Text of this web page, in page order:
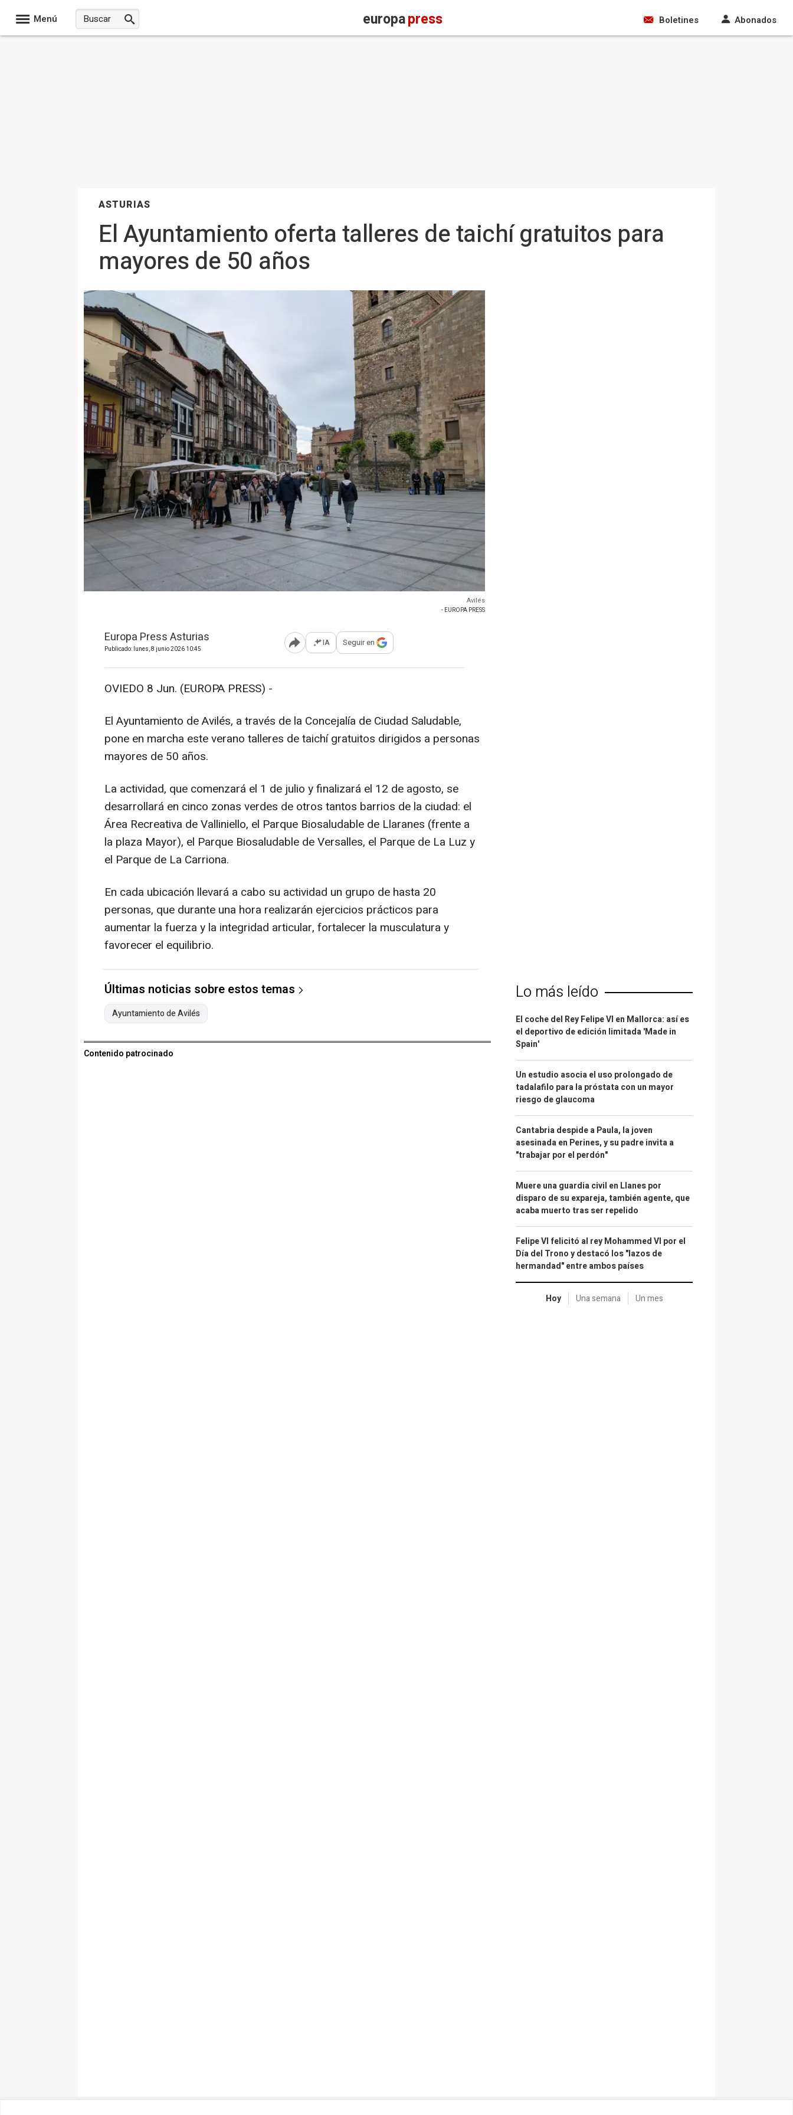
Menú europapress Boletines Abonados
ASTURIAS
El Ayuntamiento oferta talleres de taichí gratuitos para
mayores de 50 años
Avilés
- EUROPA PRESS
Europa Press Asturias
Publicado: lunes, 8 junio 2026 10:45 Abrir opciones para compartir
IA Seguir en
OVIEDO 8 Jun. (EUROPA PRESS) -
El Ayuntamiento de Avilés, a través de la Concejalía de Ciudad Saludable,
pone en marcha este verano talleres de taichí gratuitos dirigidos a personas
mayores de 50 años.
La actividad, que comenzará el 1 de julio y finalizará el 12 de agosto, se
desarrollará en cinco zonas verdes de otros tantos barrios de la ciudad: el
Área Recreativa de Valliniello, el Parque Biosaludable de Llaranes (frente a
la plaza Mayor), el Parque Biosaludable de Versalles, el Parque de La Luz y
el Parque de La Carriona.
En cada ubicación llevará a cabo su actividad un grupo de hasta 20
personas, que durante una hora realizarán ejercicios prácticos para
aumentar la fuerza y la integridad articular, fortalecer la musculatura y
favorecer el equilibrio.
Últimas noticias sobre estos temas
Ayuntamiento de Avilés
Contenido patrocinado
Lo más leído
El coche del Rey Felipe VI en Mallorca: así es
el deportivo de edición limitada 'Made in
Spain'
Un estudio asocia el uso prolongado de
tadalafilo para la próstata con un mayor
riesgo de glaucoma
Cantabria despide a Paula, la joven
asesinada en Perines, y su padre invita a
"trabajar por el perdón"
Muere una guardia civil en Llanes por
disparo de su expareja, también agente, que
acaba muerto tras ser repelido
Felipe VI felicitó al rey Mohammed VI por el
Día del Trono y destacó los "lazos de
hermandad" entre ambos países
Hoy Una semana Un mes